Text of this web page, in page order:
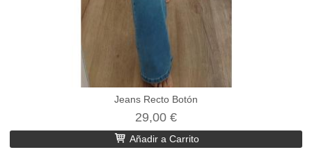
Jeans Recto Botón
29,00 €
Añadir a Carrito